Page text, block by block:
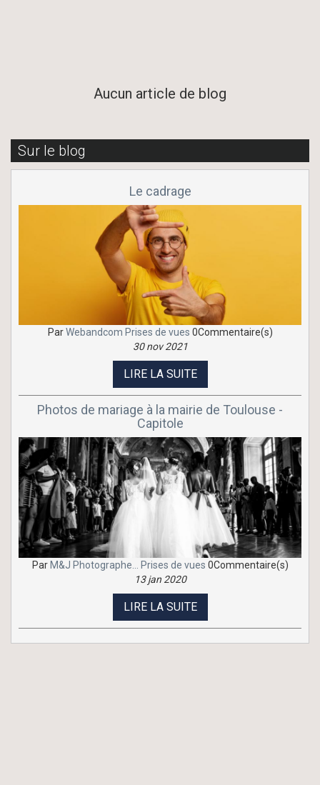
Aucun article de blog
Sur le blog
Le cadrage
ParWebandcom Prises de vues 0Commentaire(s)
30 nov 2021
LIRE LA SUITE
Photos de mariage à la mairie de Toulouse -
Capitole
Par M&J Photographe... Prises de vues 0Commentaire(s)
13 jan 2020
LIRE LA SUITE